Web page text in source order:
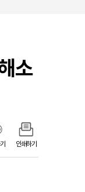
소
인쇄하기